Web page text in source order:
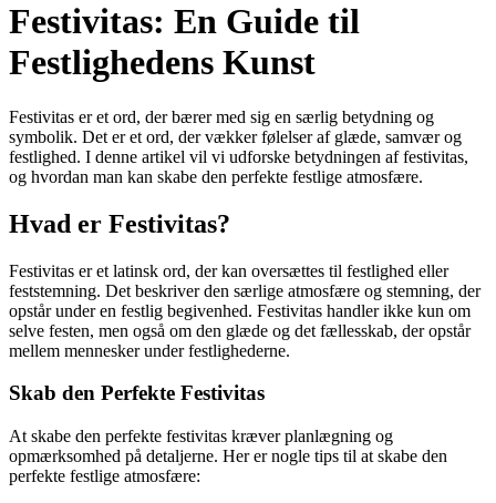
Festivitas: En Guide til
Festlighedens Kunst
Festivitas er et ord, der bærer med sig en særlig betydning og
symbolik. Det er et ord, der vækker følelser af glæde, samvær og
festlighed. I denne artikel vil vi udforske betydningen af festivitas,
og hvordan man kan skabe den perfekte festlige atmosfære.
Hvad er Festivitas?
Festivitas er et latinsk ord, der kan oversættes til festlighed eller
feststemning. Det beskriver den særlige atmosfære og stemning, der
opstår under en festlig begivenhed. Festivitas handler ikke kun om
selve festen, men også om den glæde og det fællesskab, der opstår
mellem mennesker under festlighederne.
Skab den Perfekte Festivitas
At skabe den perfekte festivitas kræver planlægning og
opmærksomhed på detaljerne. Her er nogle tips til at skabe den
perfekte festlige atmosfære: